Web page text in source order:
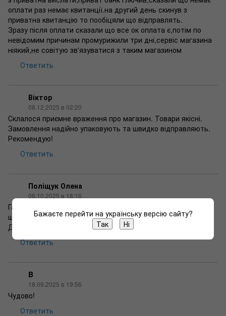
оплати раз немає квитанції.на другий день скинув з
приватна квитанцію то пообіцяли що відправлять.
Зразу після оплати сказали що все ок оплата є,потім по
невідомим причинам промурижили три дні,сервіс магазина
ніякий,не совітую зв'язуватися з таким магазином
Ответить
Віктор
08.12.2025 в 02:20
Склалося приємне враження про магазин. Товари якісні.
Замовлення надійно упаковують та швидко відправляють.
Рекомендую!
Ответить
Поліщук Олена
06.10.2025 в 18:16
Гарний магазин Обслуговування ввічливе Товар вислали
швидко
Дякую менеджеру Дмитро
Ответить
B
18.09.2025 в 19:56
Чудово!
Ответить
Бажаєте перейти на українську версію сайту?
Так
Ні